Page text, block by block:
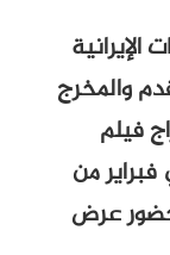
والمخرج
فيلم
من
عرض